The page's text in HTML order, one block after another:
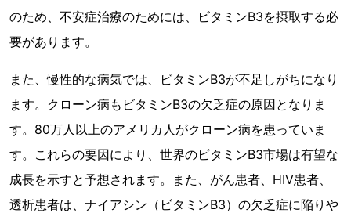
のため、不安症治療のためには、ビタミンB3を摂取する必
要があります。
また、慢性的な病気では、ビタミンB3が不足しがちになり
ます。クローン病もビタミンB3の欠乏症の原因となりま
す。80万人以上のアメリカ人がクローン病を患っていま
す。これらの要因により、世界のビタミンB3市場は有望な
成長を示すと予想されます。また、がん患者、HIV患者、
透析患者は、ナイアシン（ビタミンB3）の欠乏症に陥りや